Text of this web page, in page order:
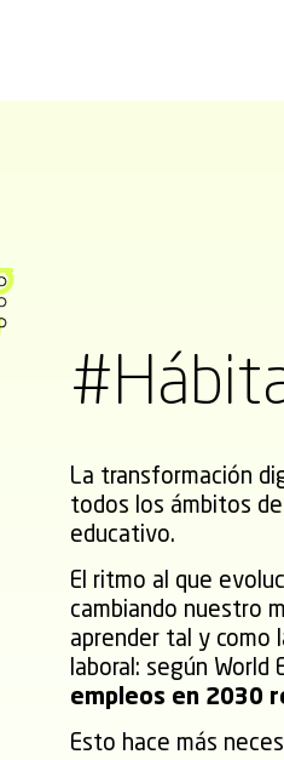
La transformación
todos los ámbitos
educativo.
El ritmo al que
cambiando nuestro
aprender tal y como
laboral: según World
empleos en 2030
Esto hace más